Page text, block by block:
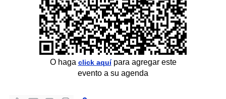
O haga click aquípara agregar este
evento a su agenda